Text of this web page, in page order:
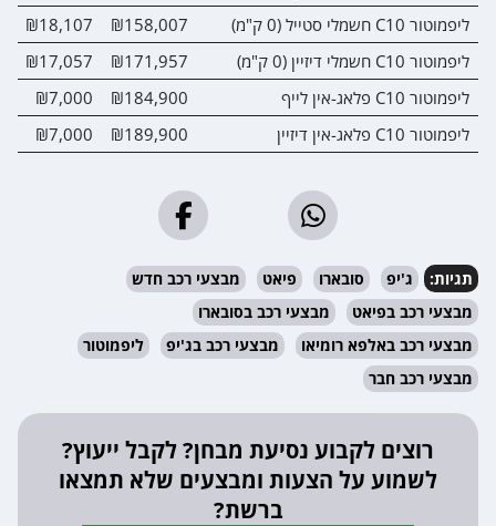
ליפמוטור C10 חשמלי סטייל (0 ק"מ)
₪158,007
₪18,107
ליפמוטור C10 חשמלי דיזיין (0 ק"מ)
₪171,957
₪17,057
ליפמוטור C10 פלאג-אין לייף
₪184,900
₪7,000
ליפמוטור C10 פלאג-אין דיזיין
₪189,900
₪7,000
תגיות: ג'יפ סובארו פיאט
מבצעי רכב חדש
מבצעי רכב בפיאט
מבצעי רכב בסובארו
מבצעי רכב באלפא רומיאו
מבצעי רכב בג'יפ
ליפמוטור
מבצעי רכב חבר
רוצים לקבוע נסיעת מבחן? לקבל ייעוץ?
לשמוע על הצעות ומבצעים שלא תמצאו
ברשת?